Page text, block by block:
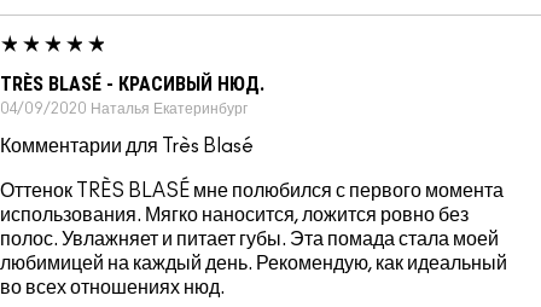
TRÈS BLASÉ - КРАСИВЫЙ НЮД.
04/09/2020 Наталья Екатеринбург
Комментарии для Très Blasé
Оттенок TRÈS BLASÉ мне полюбился с первого момента
использования. Мягко наносится, ложится ровно без
полос. Увлажняет и питает губы. Эта помада стала моей
любимицей на каждый день. Рекомендую, как идеальный
во всех отношениях нюд.